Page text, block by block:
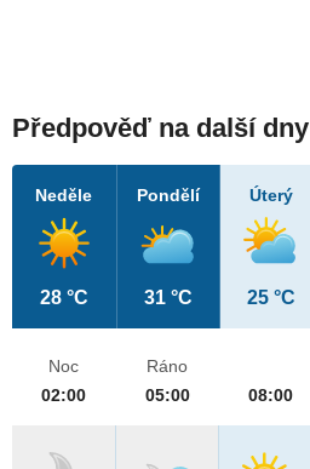
Předpověď na další dny
Neděle
28 °C
Pondělí
31 °C
Úterý
25 °C
Noc
02:00
Ráno
05:00
08:00